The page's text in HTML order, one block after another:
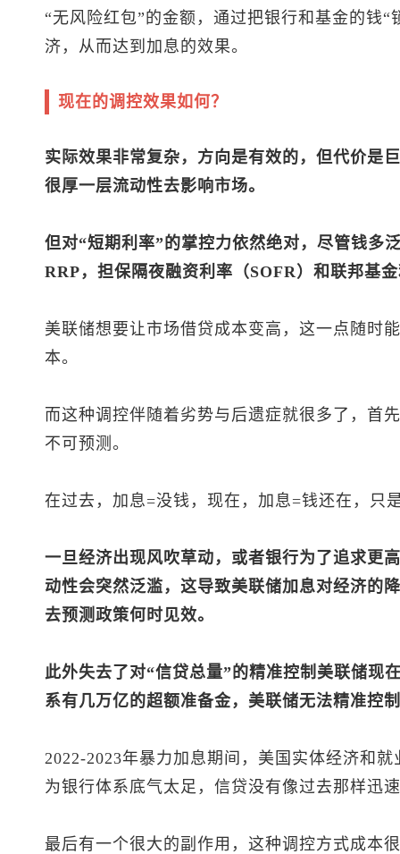
“无风险红包”的金额，通过把银行和基金的钱
济，从而达到加息的效果。
现在的调控效果如何？
实际效果非常复杂，方向是有效的，但代价是
很厚一层流动性去影响市场。
但对“短期利率”的掌控力依然绝对，尽管钱多
RRP，担保隔夜融资利率（SOFR）和联邦基
美联储想要让市场借贷成本变高，这一点随时
本。
而这种调控伴随着劣势与后遗症就很多了，首
不可预测。
在过去，加息=没钱，现在，加息=钱还在，只
一旦经济出现风吹草动，或者银行为了追求更
动性会突然泛滥，这导致美联储加息对经济的
去预测政策何时见效。
此外失去了对“信贷总量”的精准控制美联储现
系有几万亿的超额准备金，美联储无法精准控
2022-2023年暴力加息期间，美国实体经济和
为银行体系底气太足，信贷没有像过去那样迅
最后有一个很大的副作用，这种调控方式成本